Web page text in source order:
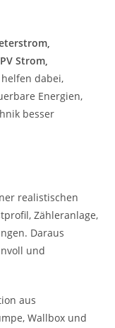
Strom,
dabei,
Energien,
besser
realistischen
Zähleranlage,
Daraus
und
aus
Wallbox und